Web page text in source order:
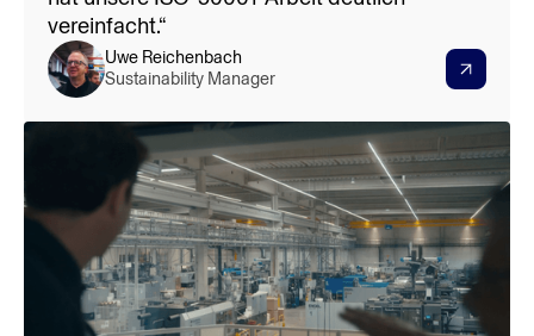
vereinfacht.“
Uwe Reichenbach
Sustainability Manager